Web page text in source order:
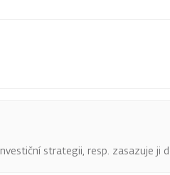
strategii, resp. zasazuje ji